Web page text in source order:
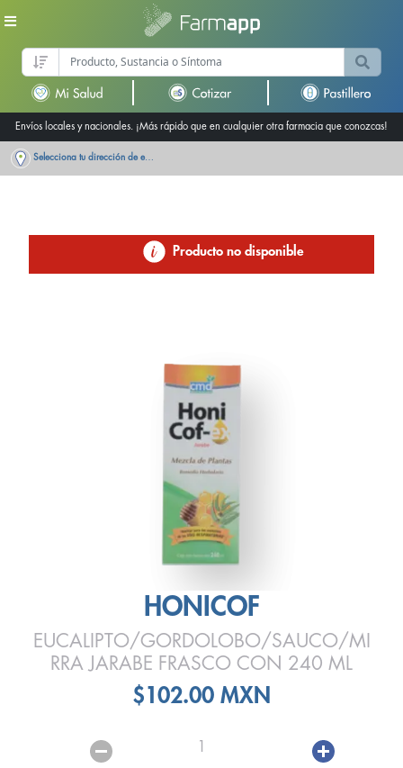
Envíos locales y nacionales. ¡Más rápido que en cualquier otra farmacia que conozcas!
Selecciona tu dirección de entrega
Producto no disponible
HONICOF
EUCALIPTO/GORDOLOBO/SAUCO/MI
RRA JARABE FRASCO CON 240 ML
$102.00 MXN
1